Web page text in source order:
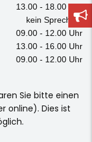
13.00 - 18.00 Uhr
kein Sprechtag
09.00 - 12.00 Uhr
13.00 - 16.00 Uhr
09.00 - 12.00 Uhr
Sie bitte einen
online). Dies ist